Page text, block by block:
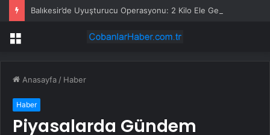
Balıkesir’de Uyuşturucu Operasyonu: 2 Kilo Ele Geçirildi
Menü
Anasayfa / Haber
Haber
Piyasalarda Gündem